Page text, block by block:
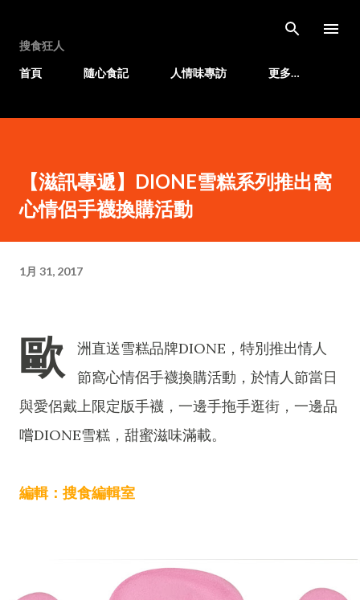
搜食狂人
首頁
隨心食記 人情味專訪 更多…
【滋訊專遞】DIONE雪糕系列推出窩
心情侶手襪換購活動
1月 31, 2017
歐
洲直送雪糕品牌DIONE，特別推出情人
節窩心情侶手襪換購活動，於情人節當日
與愛侶戴上限定版手襪，一邊手拖手逛街，一邊品
嚐DIONE雪糕，甜蜜滋味滿載。
編輯：搜食編輯室